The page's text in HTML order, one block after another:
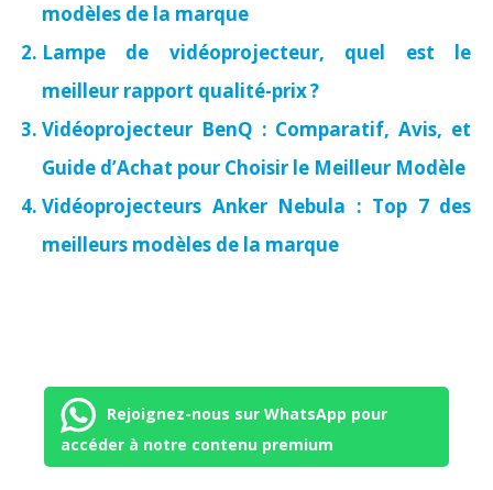
modèles de la marque
Lampe de vidéoprojecteur, quel est le
meilleur rapport qualité-prix ?
Vidéoprojecteur BenQ : Comparatif, Avis, et
Guide d’Achat pour Choisir le Meilleur Modèle
Vidéoprojecteurs Anker Nebula : Top 7 des
meilleurs modèles de la marque
Rejoignez-nous sur WhatsApp pour
accéder à notre contenu premium